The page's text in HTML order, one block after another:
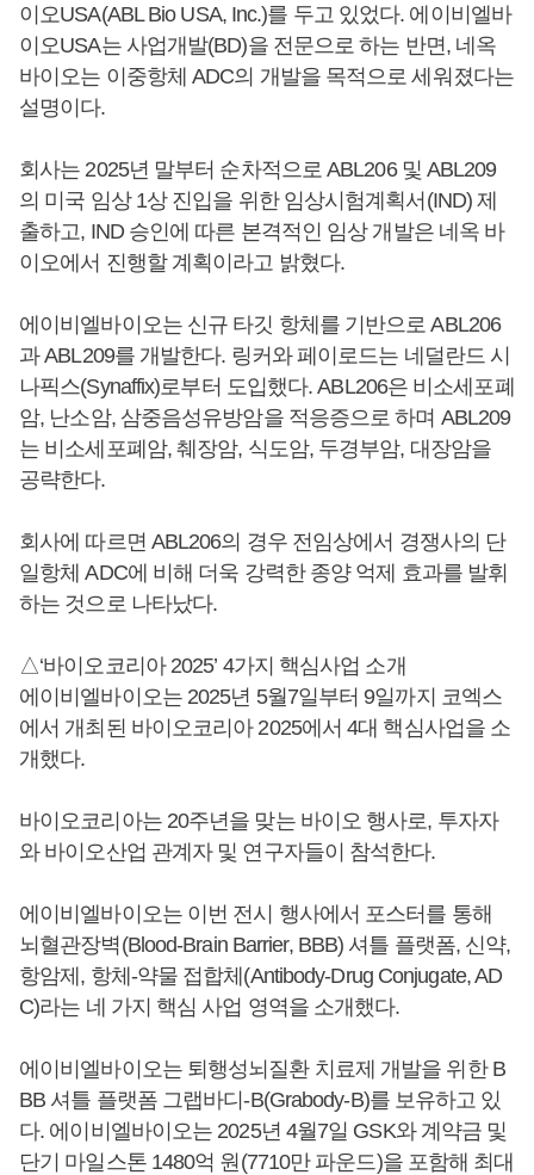
이오USA(ABL Bio USA, Inc.)를 두고 있었다. 에이비엘바
이오USA는 사업개발(BD)을 전문으로 하는 반면, 네옥
바이오는 이중항체 ADC의 개발을 목적으로 세워졌다는
설명이다.
회사는 2025년 말부터 순차적으로 ABL206 및 ABL209
의 미국 임상 1상 진입을 위한 임상시험계획서(IND) 제
출하고, IND 승인에 따른 본격적인 임상 개발은 네옥 바
이오에서 진행할 계획이라고 밝혔다.
에이비엘바이오는 신규 타깃 항체를 기반으로 ABL206
과 ABL209를 개발한다. 링커와 페이로드는 네덜란드 시
나픽스(Synaffix)로부터 도입했다. ABL206은 비소세포폐
암, 난소암, 삼중음성유방암을 적응증으로 하며 ABL209
는 비소세포폐암, 췌장암, 식도암, 두경부암, 대장암을
공략한다.
회사에 따르면 ABL206의 경우 전임상에서 경쟁사의 단
일항체 ADC에 비해 더욱 강력한 종양 억제 효과를 발휘
하는 것으로 나타났다.
△‘바이오코리아 2025’ 4가지 핵심사업 소개
에이비엘바이오는 2025년 5월7일부터 9일까지 코엑스
에서 개최된 바이오코리아 2025에서 4대 핵심사업을 소
개했다.
바이오코리아는 20주년을 맞는 바이오 행사로, 투자자
와 바이오산업 관계자 및 연구자들이 참석한다.
에이비엘바이오는 이번 전시 행사에서 포스터를 통해
뇌혈관장벽(Blood-Brain Barrier, BBB) 셔틀 플랫폼, 신약,
항암제, 항체-약물 접합체(Antibody-Drug Conjugate, AD
C)라는 네 가지 핵심 사업 영역을 소개했다.
에이비엘바이오는 퇴행성뇌질환 치료제 개발을 위한 B
BB 셔틀 플랫폼 그랩바디-B(Grabody-B)를 보유하고 있
다. 에이비엘바이오는 2025년 4월7일 GSK와 계약금 및
단기 마일스톤 1480억 원(7710만 파운드)을 포함해 최대